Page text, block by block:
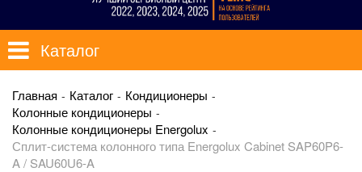
Каталог
Главная Каталог
Кондиционеры
Колонные кондиционеры
Колонные кондиционеры Energolux
Сплит-система колонного типа Energolux Cabinet SAP60P6-
A / SAU60U6-A